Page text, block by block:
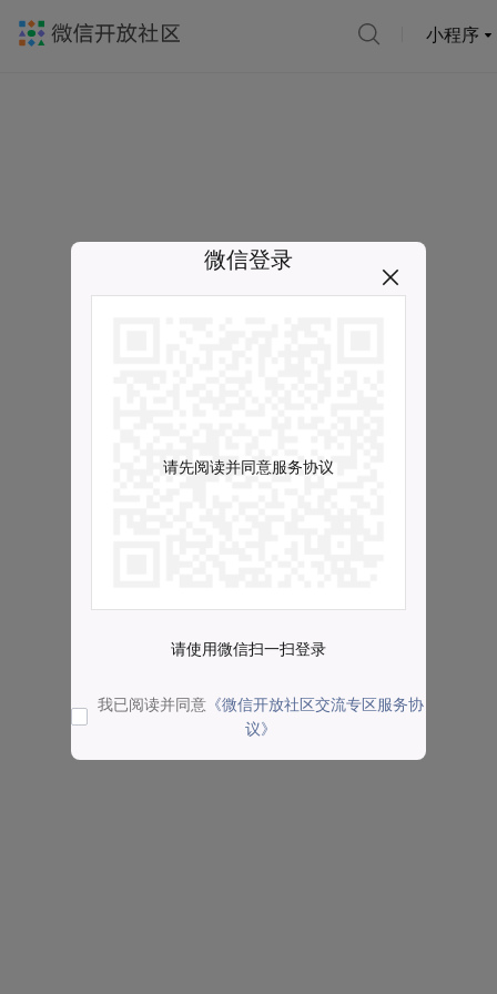
小程序
微信登录
请先阅读并同意服务协议
请使用微信扫一扫登录
我已阅读并同意 《微信开放社区交流专区服务协
议》